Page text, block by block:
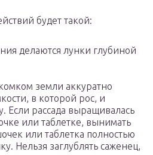
будет такой:
делаются лунки глубиной
земли аккуратно
в которой рос, и
Если рассада выращивалась
или таблетке, вынимать
или таблетка полностью
Нельзя заглублять саженец,